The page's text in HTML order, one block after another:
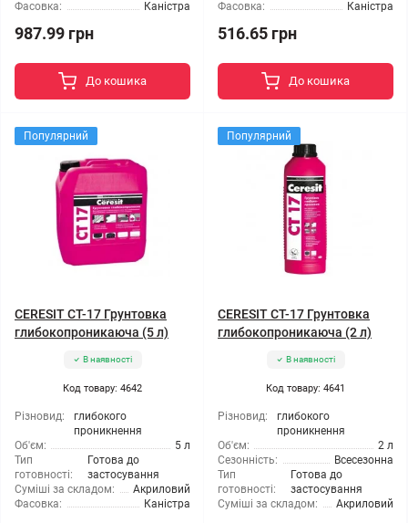
Фасовка:
Каністра
987.99 грн
До кошика
Фасовка:
Каністра
516.65 грн
До кошика
Популярний
CERESIT CT-17 Грунтовка
глибокопроникаюча (5 л)
В наявності
Код товару: 4642
Різновид:
глибокого
проникнення
Об'єм:
5 л
Тип
готовності:
Готова до
застосування
Суміші за складом:
Акриловий
Фасовка:
Каністра
Популярний
CERESIT CT-17 Грунтовка
глибокопроникаюча (2 л)
В наявності
Код товару: 4641
Різновид:
глибокого
проникнення
Об'єм:
2 л
Сезонність:
Всесезонна
Тип
готовності:
Готова до
застосування
Суміші за складом:
Акриловий